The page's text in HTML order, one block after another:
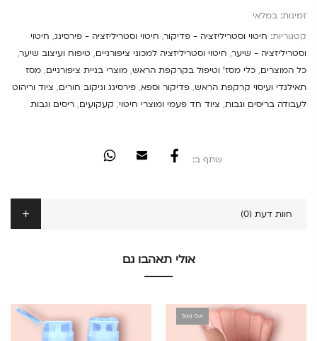
זמינות: במלאי
קטגוריות: חיטוי וסטריליזציה - פדיקור, חיטוי וסטריליזציה - פירסינג, חיטוי
וסטריליזציה - שיער, חיטוי וסטריליזציה למכוני ציפורניים, טיפוח ועיצוב שיער,
כל המוצרים, כלי מסז' וטיפול בקרקפת הראש, מוצרי בניית ציפורניים, מסז
תאילנדי ועיסוי קרקפת הראש, פדיקור וספא, פירסינג וניקוב חורים, ציוד וריהוט
לעבודה בריסים וגבות, ציוד חד פעמי ומוצרי חיטוי, קעקועים, ריסים וגבות
שתף ב:
חוות דעת (0)
אולי תאהבו גם
Sold Out